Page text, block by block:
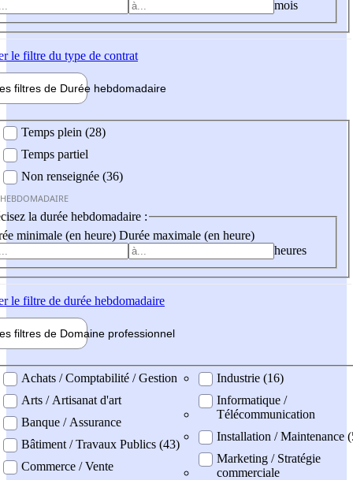
mois
le filtre du type de contrat
filtres de Durée hebdomadaire
Temps plein (28)
Temps partiel
Non renseignée (36)
la durée hebdomadaire :
minimale (en heure) Durée maximale (en heure)
heures
le filtre de durée hebdomadaire
filtres de Domaine professionnel
professionel
Achats / Comptabilité / Gestion
Arts / Artisanat d'art
Banque / Assurance
Bâtiment / Travaux Publics (43)
Commerce / Vente
Industrie (16)
Informatique /
Télécommunication
Installation / Maintenance
Marketing / Stratégie
commerciale